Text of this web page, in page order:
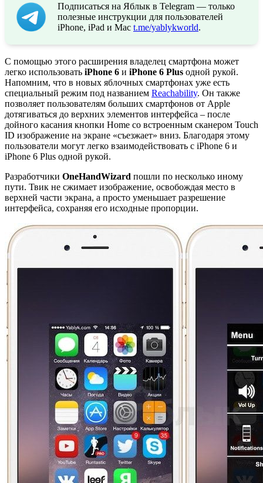
Подписаться на Яблык в Telegram — только
полезные инструкции для пользователей
iPhone, iPad и Mac t.me/yablykworld.
С помощью этого расширения владелец смартфона может
легко использовать iPhone 6 и iPhone 6 Plus одной рукой.
Напомним, что в новых яблочных смартфонах уже есть
специальный режим под названием Reachability. Он также
позволяет пользователям больших смартфонов от Apple
дотягиваться до верхних элементов интерфейса – после
дойного касания кнопки Home со встроенным сканером Touch
ID изображение на экране «съезжает» вниз. Благодаря этому
пользователи могут легко взаимодействовать с iPhone 6 и
iPhone 6 Plus одной рукой.
Разработчики OneHandWizard пошли по несколько иному
пути. Твик не сжимает изображение, освобождая место в
верхней части экрана, а просто уменьшает разрешение
интерфейса, сохраняя его исходные пропорции.